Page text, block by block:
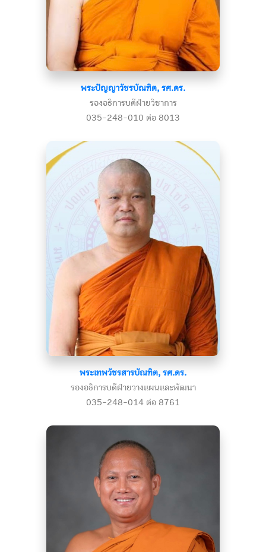
พระปัญญาวัชรบัณฑิต, รศ.ดร.
รองอธิการบดีฝ่ายวิชาการ
035-248-010 ต่อ 8013
พระเทพวัชรสารบัณฑิต, รศ.ดร.
รองอธิการบดีฝ่ายวางแผนและพัฒนา
035-248-014 ต่อ 8761